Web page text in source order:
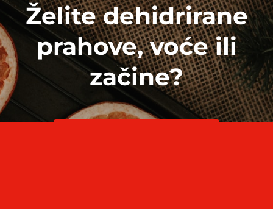
Želite dehidrirane
prahove, voće ili
začine?